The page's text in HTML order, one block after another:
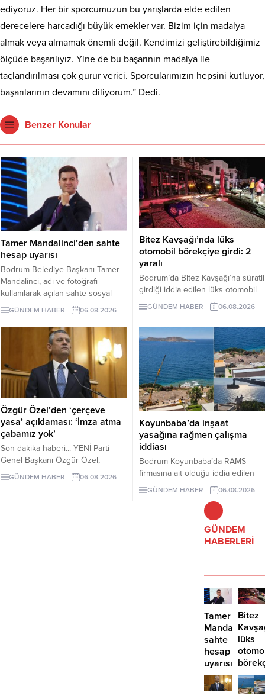
ediyoruz. Her bir sporcumuzun bu yarışlarda elde edilen
derecelere harcadığı büyük emekler var. Bizim için madalya
almak veya almamak önemli değil. Kendimizi geliştirebildiğimiz
ölçüde başarılıyız. Yine de bu başarının madalya ile
taçlandırılması çok gurur verici. Sporcularımızın hepsini kutluyor,
başarılarının devamını diliyorum.” Dedi.
Benzer Konular
Tamer Mandalinci’den sahte
hesap uyarısı
Bodrum Belediye Başkanı Tamer
Mandalinci, adı ve fotoğrafı
kullanılarak açılan sahte sosyal
medya hesaplarına karşı uyarıda
bulundu. Mandalinci, tek resmî
hesabının @tamermandalinci
olduğunu açıkladı.
GÜNDEM HABER 06.08.2026
Bitez Kavşağı’nda lüks
otomobil börekçiye girdi: 2
yaralı
Bodrum’da Bitez Kavşağı’na süratli
girdiği iddia edilen lüks otomobil
börekçiye girdi. Kazada sürücü ve
GÜNDEM HABER 06.08.2026
Özgür Özel’den ‘çerçeve
yasa’ açıklaması: ‘İmza atma
çabamız yok’
Son dakika haberi... YENİ Parti
Genel Başkanı Özgür Özel,
çerçeve yasanın özensiz
hazırlandığını vurgulayarak "İmza
GÜNDEM HABER 06.08.2026
Koyunbaba’da inşaat
yasağına rağmen çalışma
iddiası
Bodrum Koyunbaba’da RAMS
firmasına ait olduğu iddia edilen
alanda, inşaat yasağı döneminde
peyzaj, yol yapımı ve satıh
düzeltme çalışmaları yapıldığı ileri
GÜNDEM HABER 06.08.2026
GÜNDEM
HABERLERİ
Tamer
sahte
hesap
uyarısı
Bitez
lüks
girdi:
2